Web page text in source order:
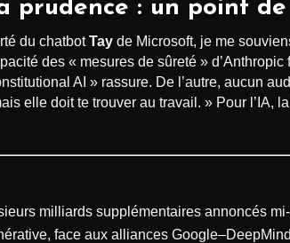
prudence : un point
du chatbotTay de Microsoft, je me
des « mesures de sûreté »
AI » rassure. De l’autre, aucun
elle doit te trouver au travail. » Pour l’IA,
milliards supplémentaires annoncés
face aux alliances